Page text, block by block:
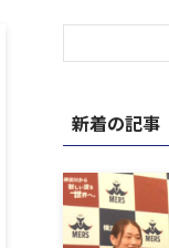
新着の記事